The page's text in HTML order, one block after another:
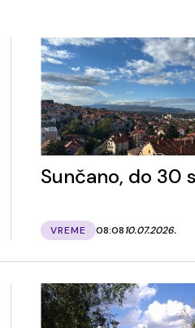
Sunčano, do 30
VREME 08:0810.07.2026.